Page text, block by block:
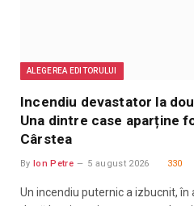
ALEGEREA EDITORULUI
Incendiu devastator la
Una dintre case aparține
Cârstea
By Ion Petre 5 august 2026 330
Un incendiu puternic a izbucnit,